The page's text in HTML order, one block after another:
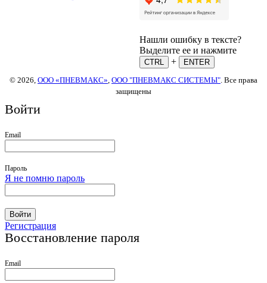
Нашли ошибку в тексте?
Выделите ее и нажмите
CTRL +
ENTER
© 2026, ООО «ПНЕВМАКС» ООО "ПНЕВМАКС СИСТЕМЫ" . Все права
защищены
Войти
Email
Пароль
Я не помню пароль
Войти
Регистрация
Восстановление пароля
Email